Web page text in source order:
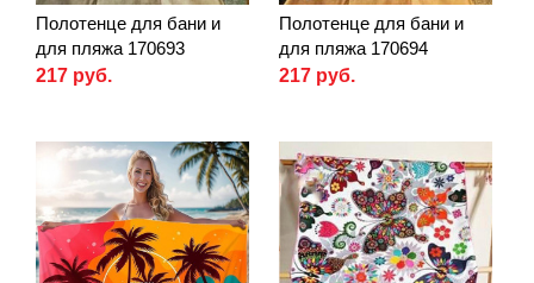
Полотенце для бани и
для пляжа 170693
217 руб.
Полотенце для бани и
для пляжа 170694
217 руб.